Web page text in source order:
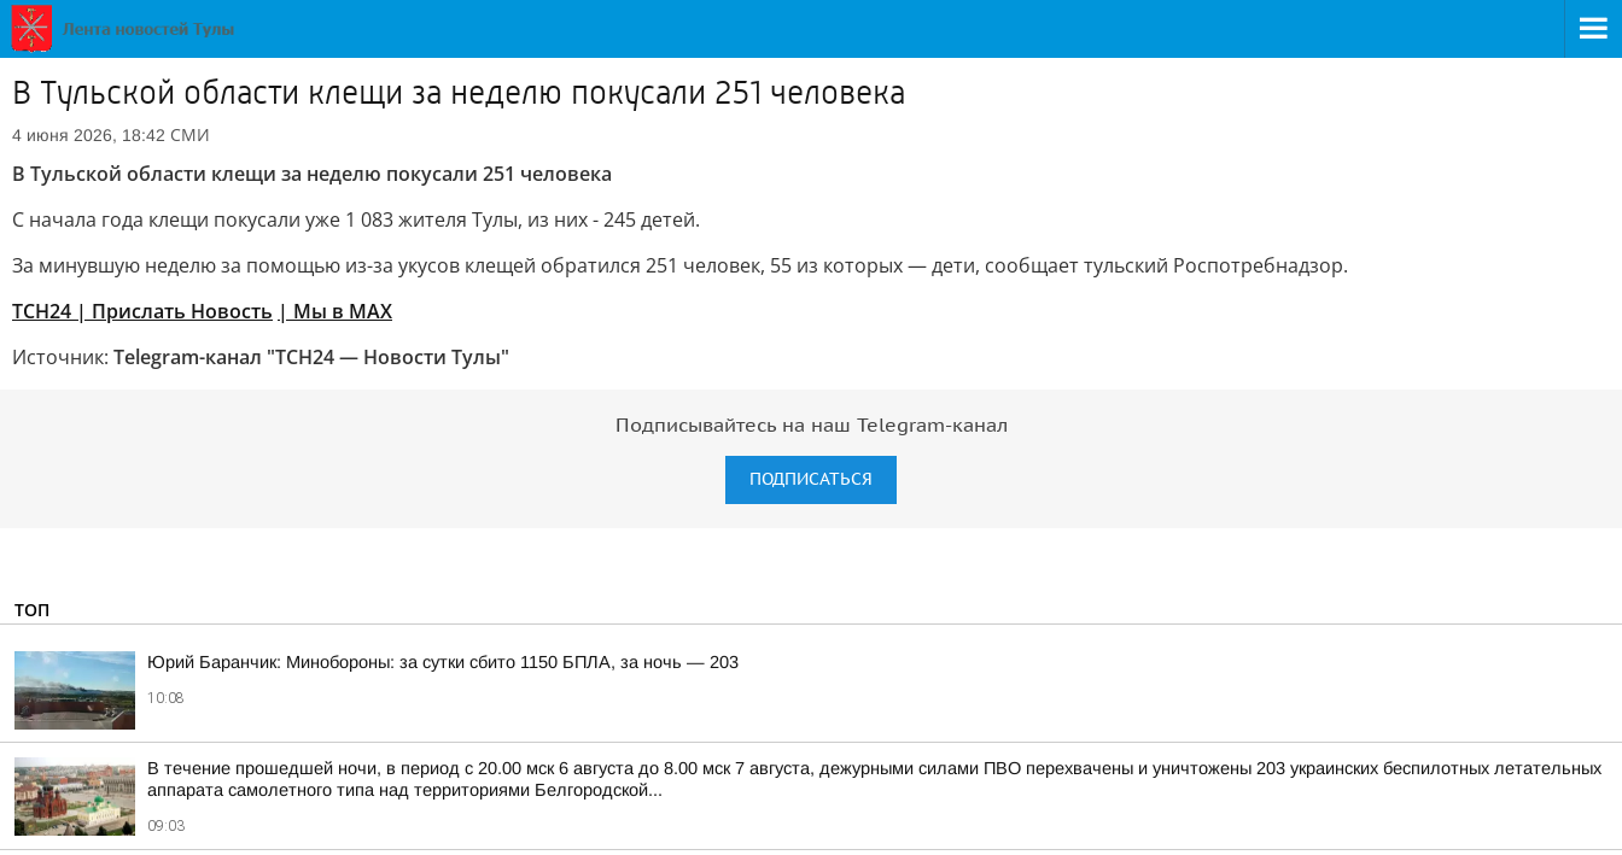
В Тульской области клещи за неделю покусали 251 человека
4 июня 2026, 18:42 СМИ
В Тульской области клещи за неделю покусали 251 человека
С начала года клещи покусали уже 1 083 жителя Тулы, из них - 245 детей.
За минувшую неделю за помощью из-за укусов клещей обратился 251 человек, 55 из которых — дети, сообщает тульский Роспотребнадзор.
ТСН24 | Прислать Новость | Мы в МАХ
Источник: Telegram-канал "ТСН24 — Новости Тулы"
Подписывайтесь на наш Telegram-канал
ПОДПИСАТЬСЯ
ТОП
Юрий Баранчик: Минобороны: за сутки сбито 1150 БПЛА, за ночь — 203
10:08
В течение прошедшей ночи, в период с 20.00 мск 6 августа до 8.00 мск 7 августа, дежурными силами ПВО перехвачены и уничтожены 203 украинских беспилотных летательных
аппарата самолетного типа над территориями Белгородской...
09:03